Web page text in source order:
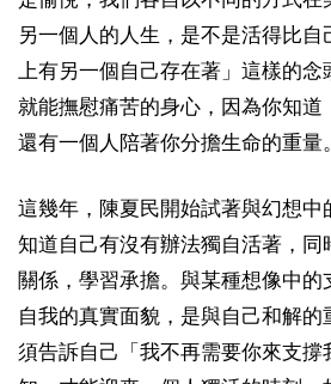
另一個人的人生，是不是活得比
上有另一個自己存在著」這樣的念
就能撫慰痛苦的身心，因為你知道
還有一個人陪著你分擔生命的重量。
這幾年，陳夏民開始試著與幻想中
知道自己有沒有辦法獨自活著，同
關係，學習承擔。與某種想像中的
自我的真實面貌，是與自己和解
須告訴自己「我不再需要你來支撐